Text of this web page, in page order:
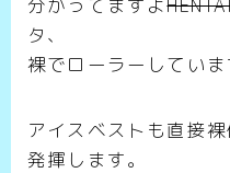
タ、
裸でローラーしていま
アイスベストも直接
発揮します。